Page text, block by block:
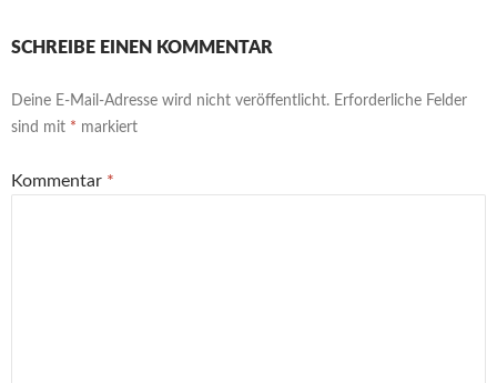
SCHREIBE EINEN KOMMENTAR
Deine E-Mail-Adresse wird nicht veröffentlicht. Erforderliche Felder
sind mit * markiert
Kommentar *